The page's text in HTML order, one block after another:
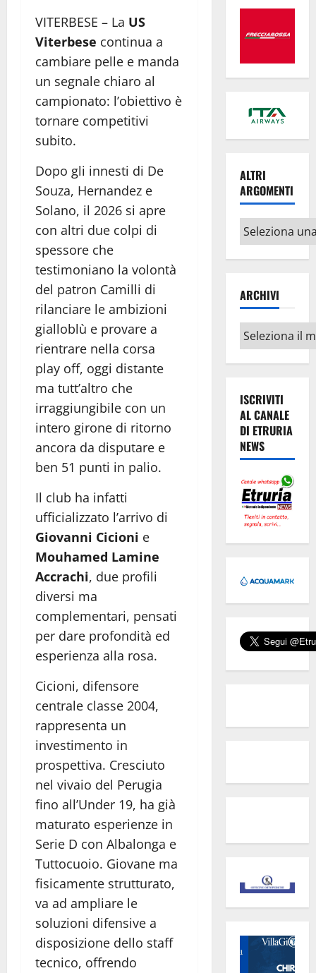
VITERBESE – La US
Viterbese continua a
cambiare pelle e manda
un segnale chiaro al
campionato: l’obiettivo è
tornare competitivi
subito.
Dopo gli innesti di De
Souza, Hernandez e
Solano, il 2026 si apre
con altri due colpi di
spessore che
testimoniano la volontà
del patron Camilli di
rilanciare le ambizioni
gialloblù e provare a
rientrare nella corsa
play off, oggi distante
ma tutt’altro che
irraggiungibile con un
intero girone di ritorno
ancora da disputare e
ben 51 punti in palio.
Il club ha infatti
ufficializzato l’arrivo di
Giovanni Cicioni e
Mouhamed Lamine
Accrachi, due profili
diversi ma
complementari, pensati
per dare profondità ed
esperienza alla rosa.
Cicioni, difensore
centrale classe 2004,
rappresenta un
investimento in
prospettiva. Cresciuto
nel vivaio del Perugia
fino all’Under 19, ha già
maturato esperienze in
Serie D con Albalonga e
Tuttocuoio. Giovane ma
fisicamente strutturato,
va ad ampliare le
soluzioni difensive a
disposizione dello staff
tecnico, offrendo
ALTRI
ARGOMENTI
Altri
argomenti
ARCHIVI
Archivi
ISCRIVITI
AL CANALE
DI ETRURIA
NEWS